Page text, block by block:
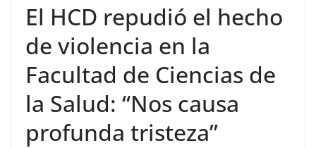
El HCD repudió el hecho
de violencia en la
Facultad de Ciencias de
la Salud: “Nos causa
profunda tristeza”